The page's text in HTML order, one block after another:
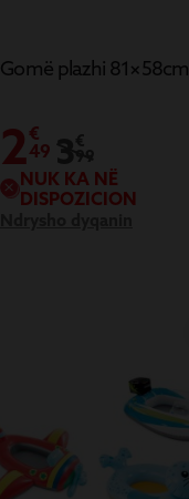
Gomë plazhi 81×58cm
2€
49
NUK KA NË
DISPOZICION